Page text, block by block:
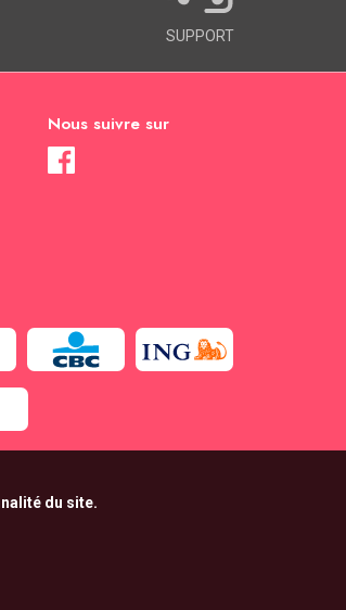
SUPPORT
Nous suivre sur
du site.